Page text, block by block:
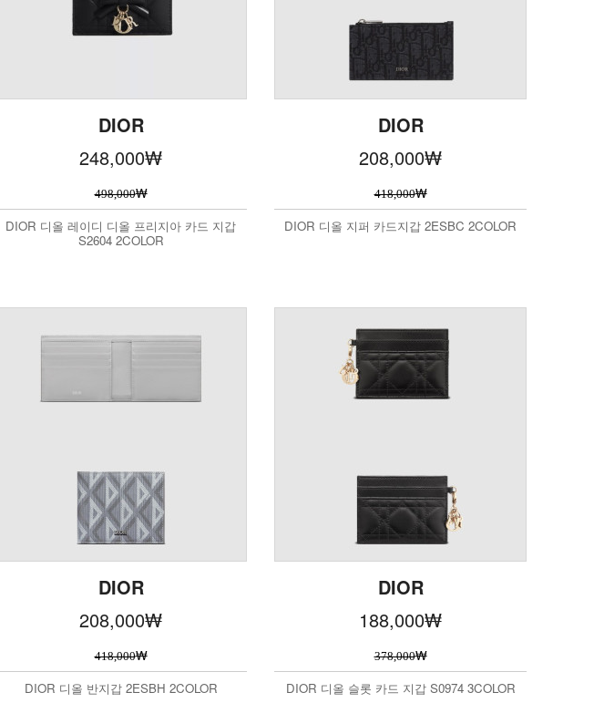
DIOR
248,000₩
498,000₩
DIOR 디올 레이디 디올 프리지아 카드 지갑
S2604 2COLOR
DIOR
208,000₩
418,000₩
DIOR 디올 지퍼 카드지갑 2ESBC 2COLOR
DIOR
208,000₩
418,000₩
DIOR 디올 반지갑 2ESBH 2COLOR
DIOR
188,000₩
378,000₩
DIOR 디올 슬롯 카드 지갑 S0974 3COLOR